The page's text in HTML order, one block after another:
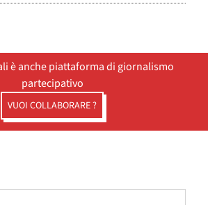
è anche piattaforma di giornalismo
partecipativo
VUOI COLLABORARE ?